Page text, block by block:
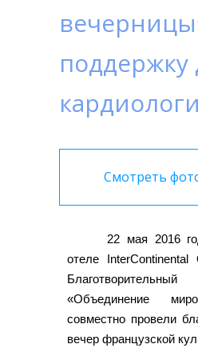
поддержку
Смотреть
22 мая 2016
отеле
«Объединение
совместно провели
вечер французской